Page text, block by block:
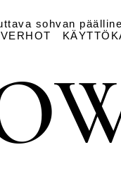
sohvan
VERHOT